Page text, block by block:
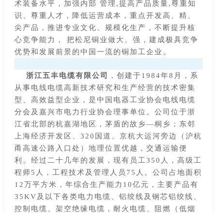
术装备水平，加强内部 管理,提高产品质量,尊重知
识、尊重人才，降低运营成本，重点开发高、精、
尖产品，推进专业文化、规模化生产，不断提升核
心竞争能力， 把松尼铜业做大、强，建成极具竞争
优势和发展前景的中国一流的铜加工企业。
浙江五丰电缆有限公司
，创建于1984年8月，系
从事电线电缆高新技术研究和生产经营的技术密集
型、高效益型企业，是中国电器工业协会电线电缆
分会及嘉兴市电力行业协会理事单位。公司位于浙
江省北部的杭嘉湖地区，茅盾的故乡—桐乡；东邻
上海经济开发区、320国道、京杭大运河旁边（沪杭
甬高速公路入口处）地理位置优越，交通运输便
利。经过二十几年的发展，现有员工350人，高级工
程师5人，工程技术及管理人员75人。公司占地面积
12万平方米，年综合生产能力10亿元，主要产品有
35KV及以下各类电力电缆、铝绞线及钢芯铝绞线、
控制电缆、架空绝缘电缆，耐火电缆、阻燃（低烟